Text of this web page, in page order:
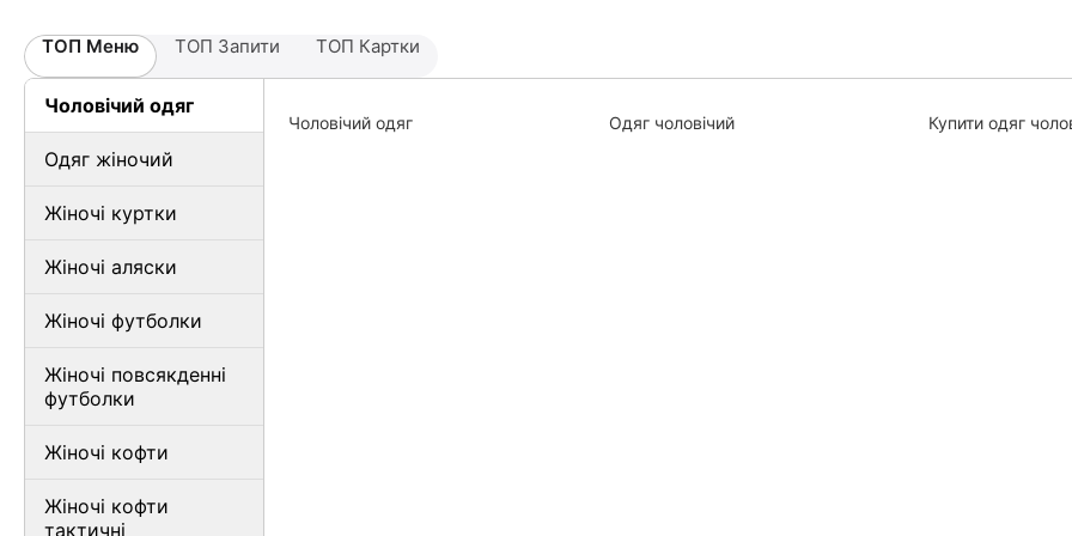
ТОП Меню ТОП Запити ТОП Картки
Чоловічий одяг
Одяг жіночий
Жіночі куртки
Жіночі аляски
Жіночі футболки
Жіночі повсякденні
футболки
Жіночі кофти
Жіночі кофти
тактичні
Чоловічий одяг Одяг чоловічий Купити одяг